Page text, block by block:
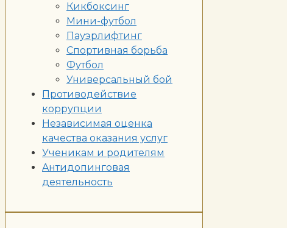
Кикбоксинг
Мини-футбол
Пауэрлифтинг
Спортивная борьба
Футбол
Универсальный бой
Противодействие
коррупции
Независимая оценка
качества оказания услуг
Ученикам и родителям
Aнтидопинговая
деятельность